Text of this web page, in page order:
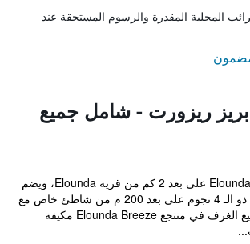
المحلية المقدرة والرسوم المستحقة عند
بريز ريزورت - شامل جميع
يقع Elounda Breeze Resort على بعد 2 كم من قرية Elounda، ويضم
مسبحين. يقع المنتجع ذو الـ 4 نجوم على بعد 200 م من شاطئ خاص مع
الرياضات المائية. جميع الغرف في منتجع Elounda Breeze مكيفة